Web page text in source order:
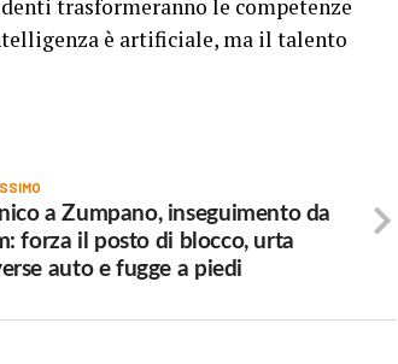
trasformeranno le competenze
è artificiale, ma il talento
a Zumpano, inseguimento da
forza il posto di blocco, urta
auto e fugge a piedi